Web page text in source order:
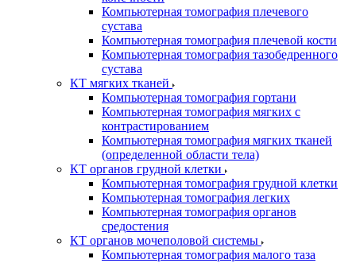
Компьютерная томография плечевого
сустава
Компьютерная томография плечевой кости
Компьютерная томография тазобедренного
сустава
КТ мягких тканей
Компьютерная томография гортани
Компьютерная томография мягких с
контрастированием
Компьютерная томография мягких тканей
(определенной области тела)
КТ органов грудной клетки
Компьютерная томография грудной клетки
Компьютерная томография легких
Компьютерная томография органов
средостения
КТ органов мочеполовой системы
Компьютерная томография малого таза